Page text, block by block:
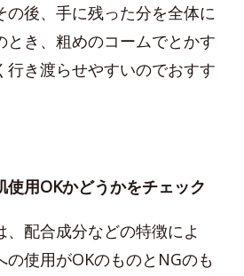
の後、手に残った分を全体に
とき、粗めのコームでとかす
行き渡らせやすいのでおすす
用OKかどうかをチェック
、配合成分などの特徴によ
の使用がOKのものとNGのも